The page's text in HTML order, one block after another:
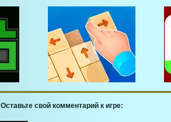
Оставьте свой комментарий к игре: